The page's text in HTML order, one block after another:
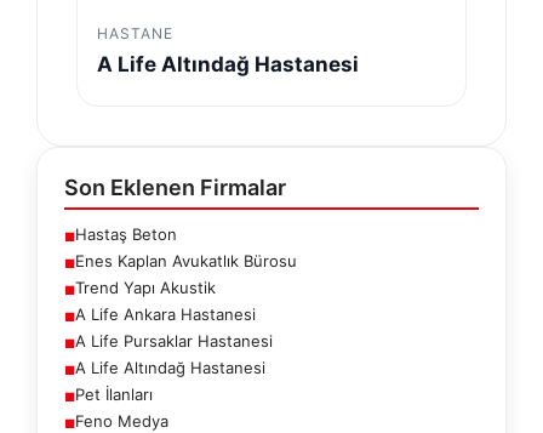
HASTANE
A Life Altındağ Hastanesi
Son Eklenen Firmalar
■Hastaş Beton
■Enes Kaplan Avukatlık Bürosu
■Trend Yapı Akustik
■A Life Ankara Hastanesi
■A Life Pursaklar Hastanesi
■A Life Altındağ Hastanesi
■Pet İlanları
■Feno Medya